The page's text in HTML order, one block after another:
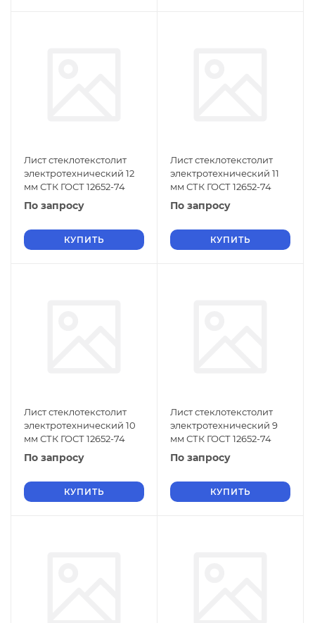
Лист стеклотекстолит
электротехнический 12
мм СТК ГОСТ 12652-74
По запросу
КУПИТЬ
Лист стеклотекстолит
электротехнический 11
мм СТК ГОСТ 12652-74
По запросу
КУПИТЬ
Лист стеклотекстолит
электротехнический 10
мм СТК ГОСТ 12652-74
По запросу
КУПИТЬ
Лист стеклотекстолит
электротехнический 9
мм СТК ГОСТ 12652-74
По запросу
КУПИТЬ